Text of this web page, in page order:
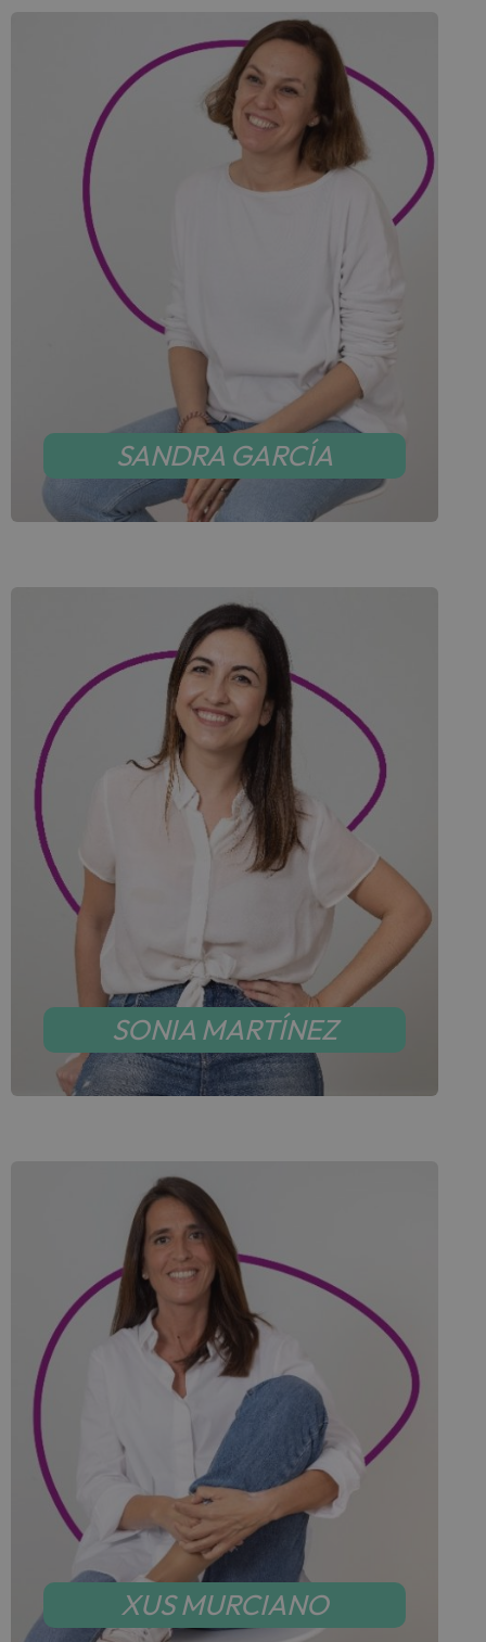
SANDRA GARCÍA
SONIA MARTÍNEZ
XUS MURCIANO